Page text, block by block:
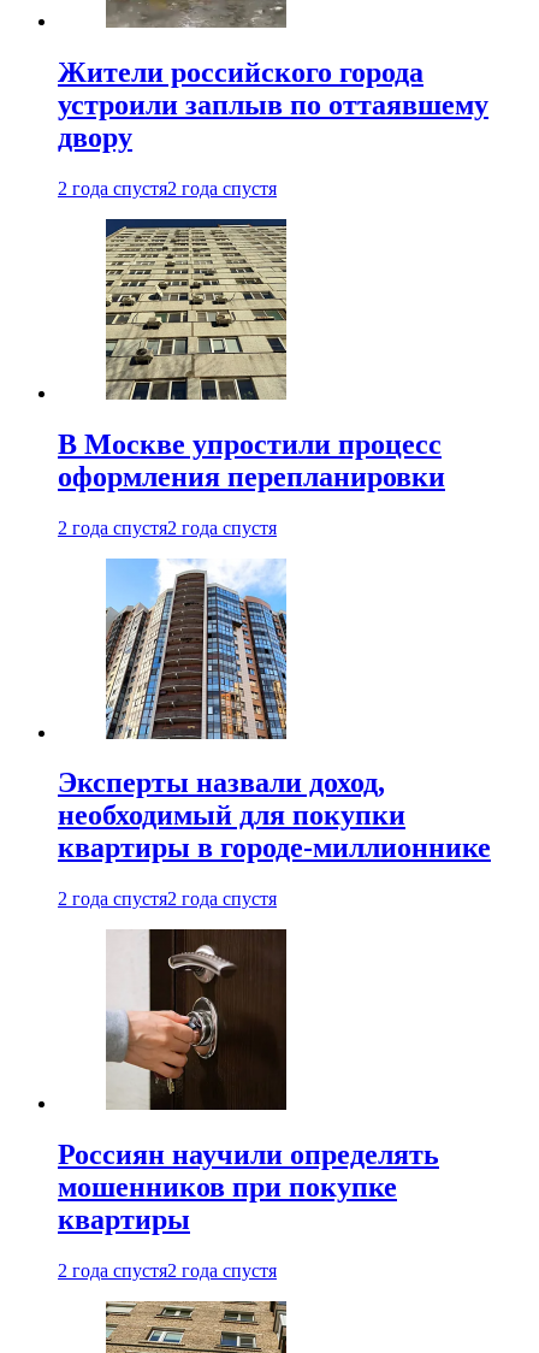
Жители российского города
устроили заплыв по оттаявшему
двору
2 года спустя2 года спустя
В Москве упростили процесс
оформления перепланировки
2 года спустя2 года спустя
Эксперты назвали доход,
необходимый для покупки
квартиры в городе-миллионнике
2 года спустя2 года спустя
Россиян научили определять
мошенников при покупке
квартиры
2 года спустя2 года спустя